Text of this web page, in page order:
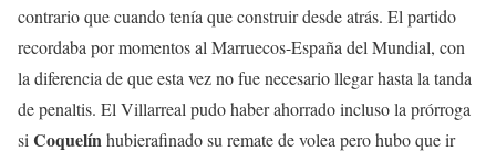
contrario que cuando tenía que construir desde atrás. El partido
recordaba por momentos al Marruecos-España del Mundial, con
la diferencia de que esta vez no fue necesario llegar hasta la tanda
de penaltis. El Villarreal pudo haber ahorrado incluso la prórroga
siCoquelínhubierafinado su remate de volea pero hubo que ir